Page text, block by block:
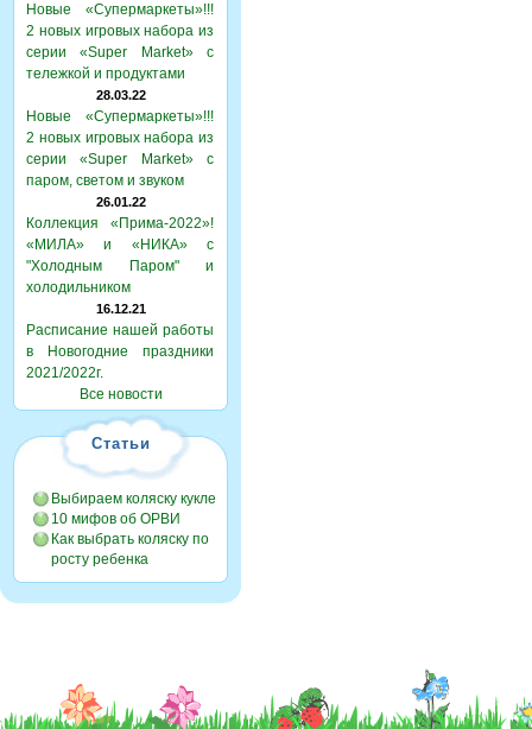
Новые «Супермаркеты»!!!
2 новых игровых набора из
серии «Super Market» с
тележкой и продуктами
28.03.22
Новые «Супермаркеты»!!!
2 новых игровых набора из
серии «Super Market» с
паром, светом и звуком
26.01.22
Коллекция «Прима-2022»!
«МИЛА» и «НИКА» с
"Холодным Паром" и
холодильником
16.12.21
Расписание нашей работы
в Новогодние праздники
2021/2022г.
Все новости
Статьи
Выбираем коляску кукле
10 мифов об ОРВИ
Как выбрать коляску по
росту ребенка